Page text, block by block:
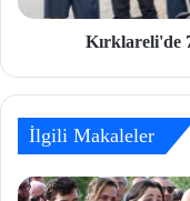
Kırklareli'de
İlgili Makaleler